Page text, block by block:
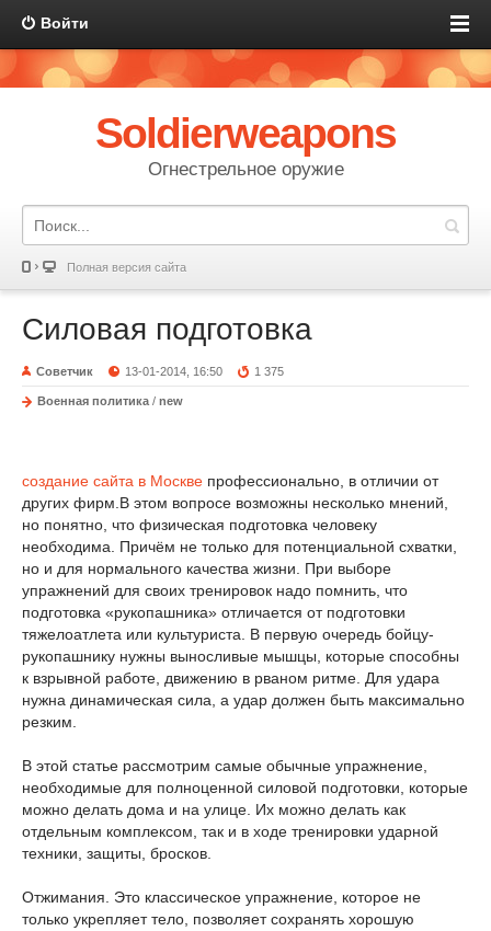
Войти
Soldierweapons
Огнестрельное оружие
Полная версия сайта
Силовая подготовка
Советчик 13-01-2014, 16:50 1 375
Военная политика / new
создание сайта в Москве профессионально, в отличии от
других фирм.В этом вопросе возможны несколько мнений,
но понятно, что физическая подготовка человеку
необходима. Причём не только для потенциальной схватки,
но и для нормального качества жизни. При выборе
упражнений для своих тренировок надо помнить, что
подготовка «рукопашника» отличается от подготовки
тяжелоатлета или культуриста. В первую очередь бойцу-
рукопашнику нужны выносливые мышцы, которые способны
к взрывной работе, движению в рваном ритме. Для удара
нужна динамическая сила, а удар должен быть максимально
резким.
В этой статье рассмотрим самые обычные упражнение,
необходимые для полноценной силовой подготовки, которые
можно делать дома и на улице. Их можно делать как
отдельным комплексом, так и в ходе тренировки ударной
техники, защиты, бросков.
Отжимания. Это классическое упражнение, которое не
только укрепляет тело, позволяет сохранять хорошую